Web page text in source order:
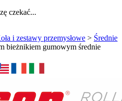
czekać...
i zestawy przemysłowe > Średnie
bieżnikiem gumowym średnie